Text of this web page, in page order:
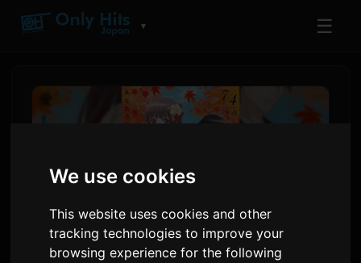
We use cookies
This website uses cookies and other
tracking technologies to improve your
browsing experience for the following
▼ ☰